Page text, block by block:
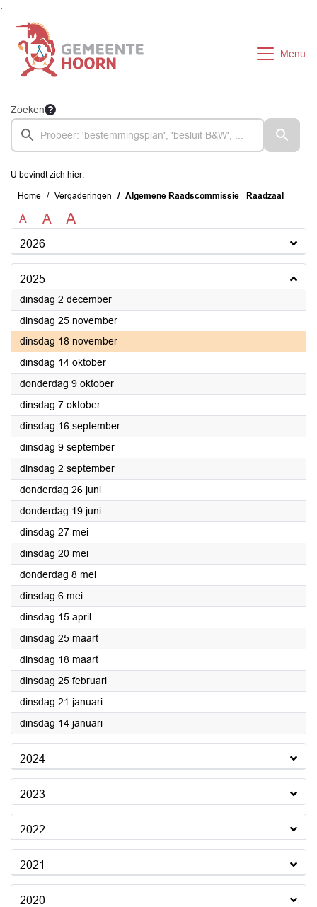
Menu
Zoeken
U bevindt zich hier:
Home Vergaderingen Algemene Raadscommissie - Raadzaal
A A A
2026
2025
dinsdag 2 december2025
dinsdag 25 november2025
dinsdag 18 november2025
dinsdag 14 oktober2025
donderdag 9 oktober2025
dinsdag 7 oktober2025
dinsdag 16 september2025
dinsdag 9 september2025
dinsdag 2 september2025
donderdag 26 juni2025
donderdag 19 juni2025
dinsdag 27 mei2025
dinsdag 20 mei2025
donderdag 8 mei2025
dinsdag 6 mei2025
dinsdag 15 april2025
dinsdag 25 maart2025
dinsdag 18 maart2025
dinsdag 25 februari2025
dinsdag 21 januari2025
dinsdag 14 januari2025
2024
2023
2022
2021
2020